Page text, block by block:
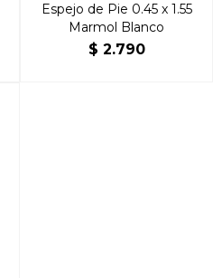
Espejo de Pie 0.45 x 1.55
Marmol Blanco
$ 2.790